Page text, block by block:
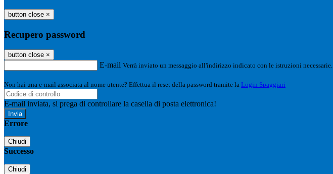
button close ×
Recupero password
button close ×
E-mail Verrà inviato un messaggio all'indirizzo indicato con le istruzioni necessarie.
Non hai una e-mail associata al nome utente? Effettua il reset della password tramite la Login Spaggiari
E-mail inviata, si prega di controllare la casella di posta elettronica!
Errore
Chiudi
Successo
Chiudi